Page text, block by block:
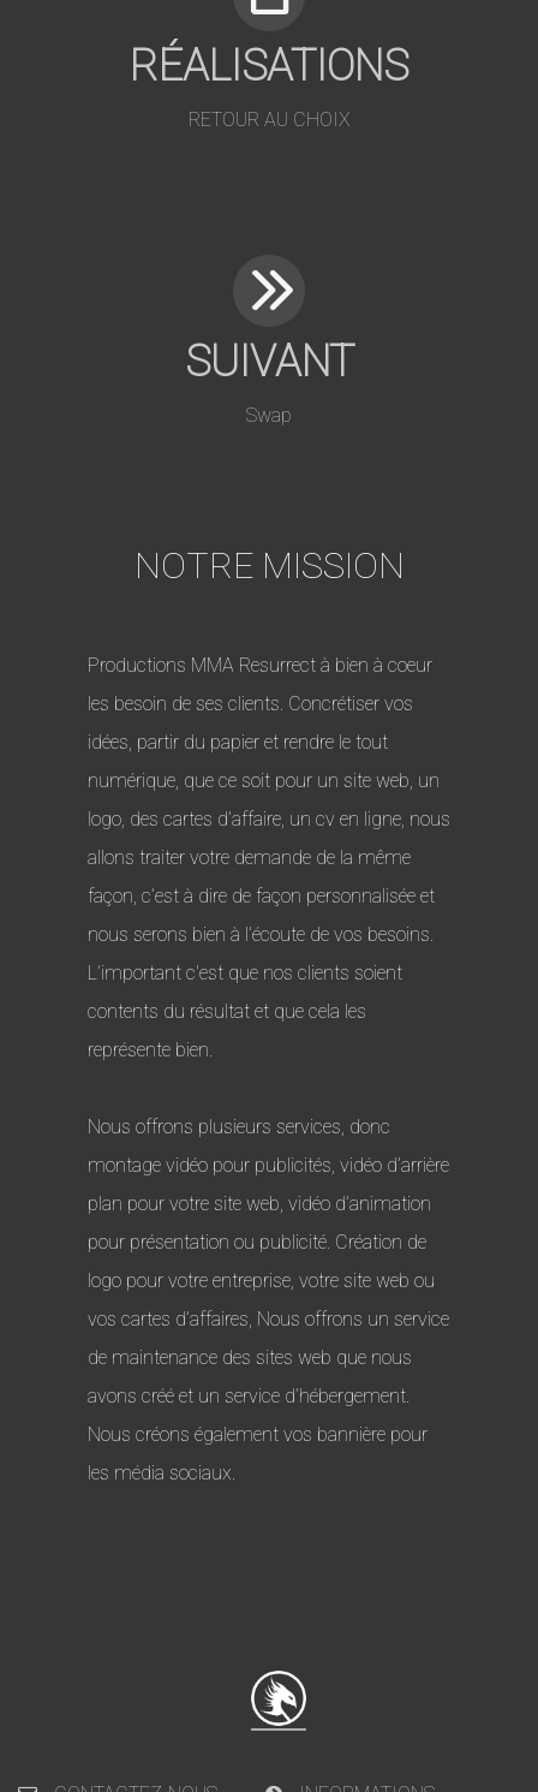
RÉALISATIONS
RETOUR AU CHOIX
SUIVANT
Swap
NOTRE MISSION
Productions MMA Resurrect à bien à coeur
les besoin de ses clients. Concrétiser vos
idées, partir du papier et rendre le tout
numérique, que ce soit pour un site web, un
logo, des cartes d’affaire, un cv en ligne, nous
allons traiter votre demande de la même
façon, c’est à dire de façon personnalisée et
nous serons bien à l’écoute de vos besoins.
L’important c'est que nos clients soient
contents du résultat et que cela les
représente bien.
Nous offrons plusieurs services, donc
montage vidéo pour publicités, vidéo d’arrière
plan pour votre site web, vidéo d’animation
pour présentation ou publicité. Création de
logo pour votre entreprise, votre site web ou
vos cartes d’affaires, Nous offrons un service
de maintenance des sites web que nous
avons créé et un service d’hébergement.
Nous créons également vos bannière pour
les média sociaux.